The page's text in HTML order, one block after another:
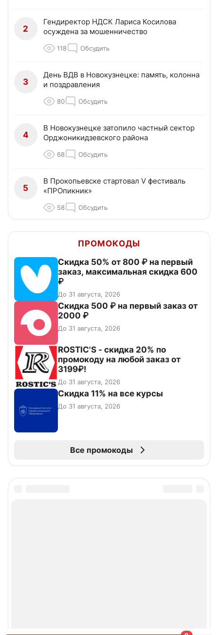
2
Гендиректор НДСК Лариса Косилова
осуждена за мошенничество
118 Обсудить
3
День ВДВ в Новокузнецке: память, колонна
и поздравления
80 Обсудить
4
В Новокузнецке затопило частный сектор
Орджоникидзевского района
68 Обсудить
5
В Прокопьевске стартовал V фестиваль
«ПРОпикник»
58 Обсудить
ПРОМОКОДЫ
Скидка 50% от 800 ₽ на первый
заказ, максимальная скидка 600
₽
До 31 августа, 2026
Скидка 500 ₽ на первый заказ от
2000 ₽
До 31 августа, 2026
ROSTIC'S - скидка 20% по
промокоду на любой заказ от
3199₽!
До 31 августа, 2026
Скидка 11% на все курсы
До 31 августа, 2026
Все промокоды